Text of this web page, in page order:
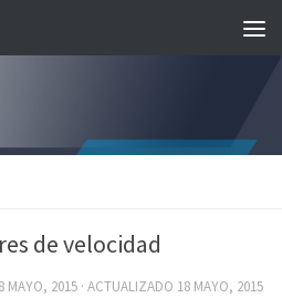
de velocidad
MAYO, 2015 · ACTUALIZADO 18 MAYO, 2015